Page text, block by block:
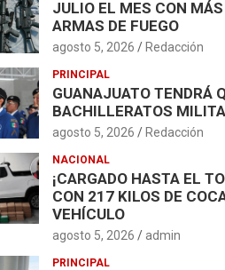
JULIO EL MES CON
ARMAS DE FUEGO
agosto 5, 2026 Redacción
PRINCIPAL
GUANAJUATO TENDRÁ
BACHILLERATOS
agosto 5, 2026 Redacción
NACIONAL
¡CARGADO HASTA EL
CON 217 KILOS DE
VEHÍCULO
agosto 5, 2026 admin
PRINCIPAL